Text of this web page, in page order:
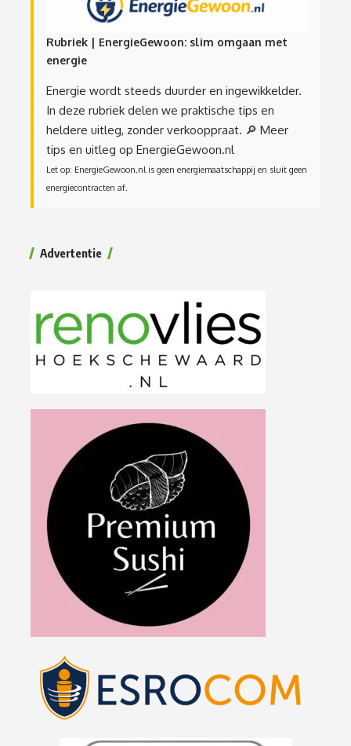
Rubriek | EnergieGewoon: slim omgaan met
energie
Energie wordt steeds duurder en ingewikkelder.
In deze rubriek delen we praktische tips en
heldere uitleg, zonder verkooppraat. 🔎 Meer
tips en uitleg op EnergieGewoon.nl
Let op: EnergieGewoon.nl is geen energiemaatschappij en sluit geen
energiecontracten af.
Advertentie